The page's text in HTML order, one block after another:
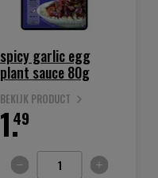
spicy garlic egg
plant sauce 80g
BEKIJK PRODUCT
49
1.